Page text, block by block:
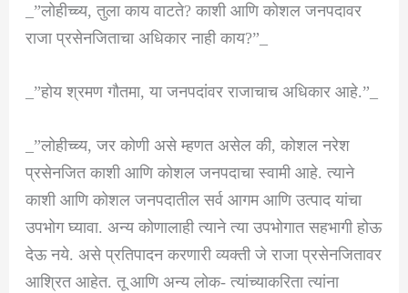
_”लोहीच्च्य, तुला काय वाटते? काशी आणि कोशल जनपदावर
राजा प्रसेनजिताचा अधिकार नाही काय?”_
_”होय श्रमण गौतमा, या जनपदांवर राजाचाच अधिकार आहे.”_
_”लोहीच्च्य, जर कोणी असे म्हणत असेल की, कोशल नरेश
प्रसेनजित काशी आणि कोशल जनपदाचा स्वामी आहे. त्याने
काशी आणि कोशल जनपदातील सर्व आगम आणि उत्पाद यांचा
उपभोग घ्यावा. अन्य कोणालाही त्याने त्या उपभोगात सहभागी होऊ
देऊ नये. असे प्रतिपादन करणारी व्यक्ती जे राजा प्रसेनजितावर
आश्रित आहेत. तू आणि अन्य लोक- त्यांच्याकरिता त्यांना